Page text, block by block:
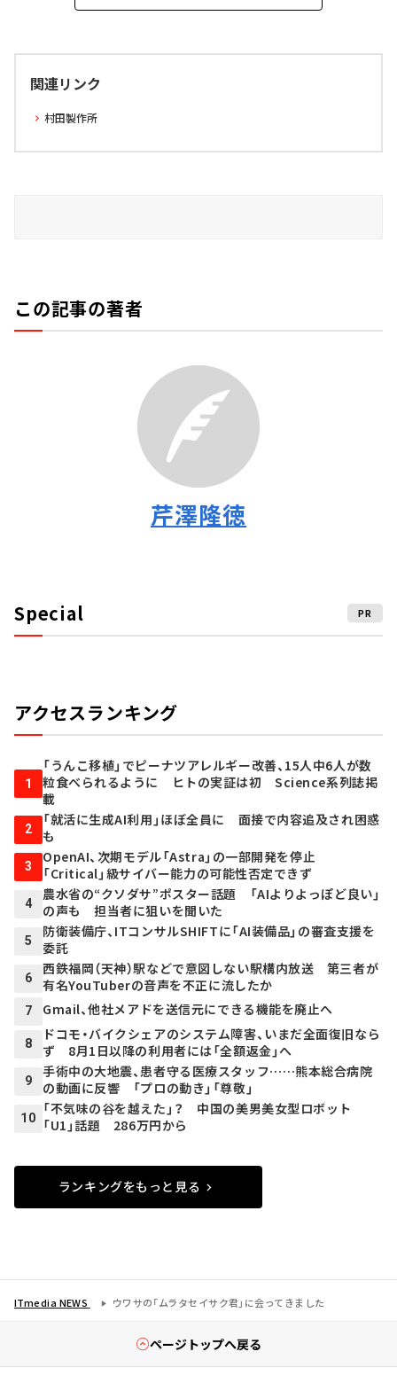
関連リンク
村田製作所
この記事の著者
芹澤隆徳
Special PR
アクセスランキング
1
「うんこ移植」でピーナツアレルギー改善、15人中6人が数
粒食べられるように ヒトの実証は初 Science系列誌掲
載
2
「就活に生成AI利用」ほぼ全員に 面接で内容追及され困惑
も
3
OpenAI、次期モデル「Astra」の一部開発を停止
「Critical」級サイバー能力の可能性否定できず
4
農水省の“クソダサ”ポスター話題 「AIよりよっぽど良い」
の声も 担当者に狙いを聞いた
5
防衛装備庁、ITコンサルSHIFTに「AI装備品」の審査支援を
委託
6
西鉄福岡（天神）駅などで意図しない駅構内放送 第三者が
有名YouTuberの音声を不正に流したか
7 Gmail、他社メアドを送信元にできる機能を廃止へ
8
ドコモ・バイクシェアのシステム障害、いまだ全面復旧なら
ず 8月1日以降の利用者には「全額返金」へ
9
手術中の大地震、患者守る医療スタッフ……熊本総合病院
の動画に反響 「プロの動き」「尊敬」
10
「不気味の谷を越えた」？ 中国の美男美女型ロボット
「U1」話題 286万円から
ランキングをもっと見る
ITmedia NEWS ウワサの「ムラタセイサク君」に会ってきました
ページトップへ戻る